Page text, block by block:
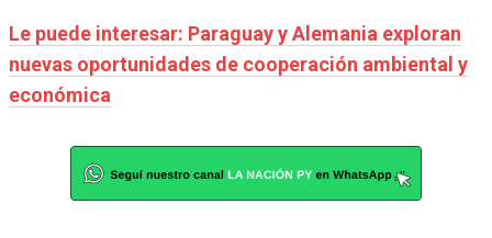
Le puede interesar: Paraguay y Alemania exploran
nuevas oportunidades de cooperación ambiental y
económica